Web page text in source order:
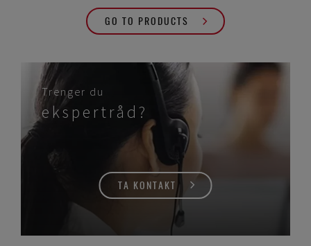
GO TO PRODUCTS
Trenger du
ekspertråd?
TA KONTAKT